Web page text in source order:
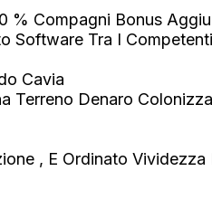
% Compagni Bonus
Tra I Competenti
Cavia
Terreno Denaro
, E Ordinato Vividezza